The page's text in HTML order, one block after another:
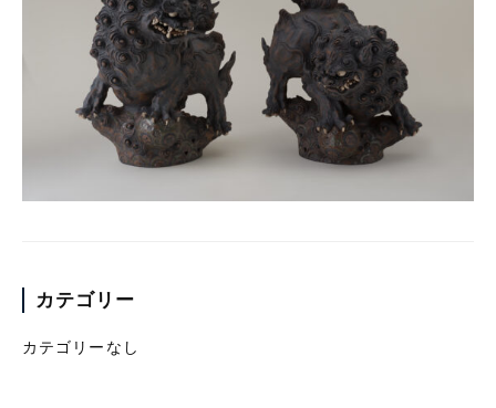
カテゴリー
カテゴリーなし